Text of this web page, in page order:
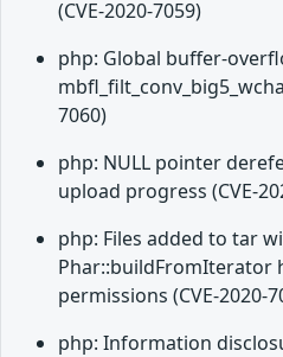
(CVE-2020-7059)
php: Global buffer-
7060)
php: NULL pointer
upload progress (CVE-
php: Files added to tar
Phar::buildFromIterator
permissions (CVE-2020-
php: Information